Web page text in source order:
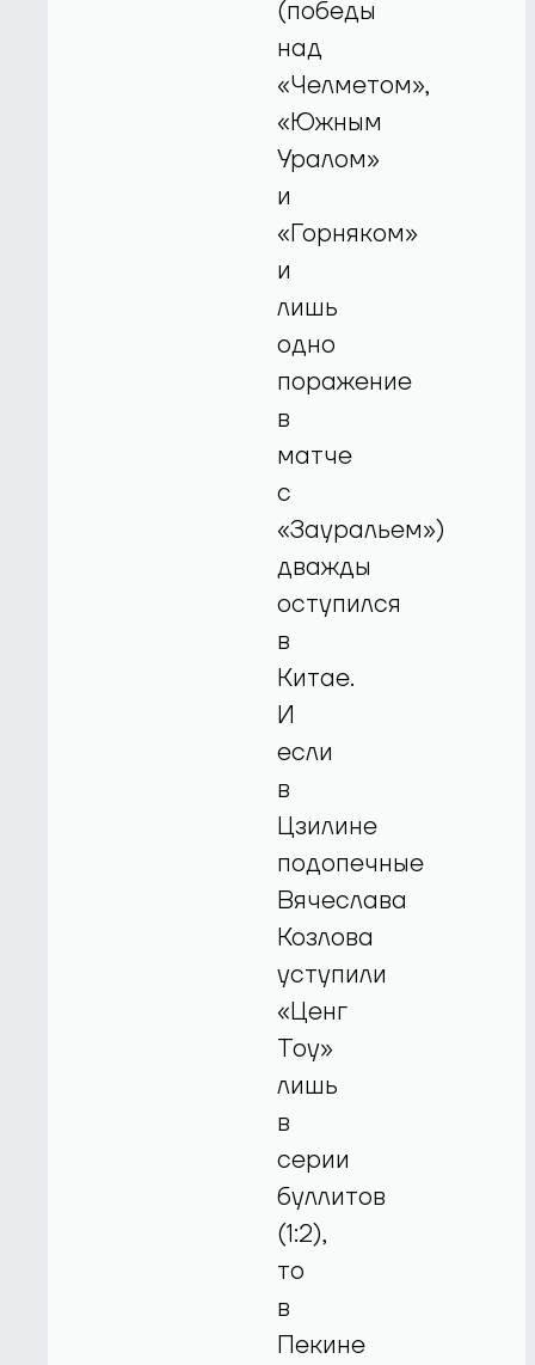
(победы
над
«Челметом»,
«Южным
Уралом»
и
«Горняком»
и
лишь
одно
поражение
в
матче
с
«Зауральем»)
дважды
оступился
в
Китае.
И
если
в
Цзилине
подопечные
Вячеслава
Козлова
уступили
«Ценг
Тоу»
лишь
в
серии
буллитов
(1:2),
то
в
Пекине